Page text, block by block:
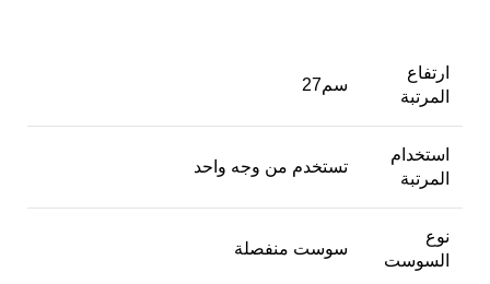
27سم
ارتفاع
المرتبة
تستخدم من وجه واحد
استخدام
المرتبة
سوست منفصلة
نوع
السوست